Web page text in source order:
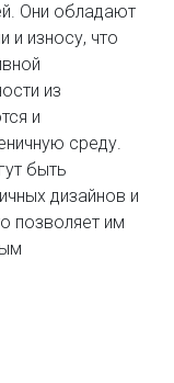
Они обладают
и износу, что
из
и
среду.
быть
дизайнов и
позволяет им